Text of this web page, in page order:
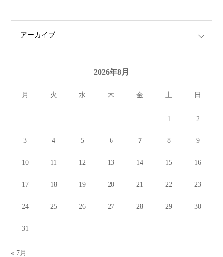
2026年8月
月 火 水 木 金 土 日
1 2
3 4 5 6 7 8 9
10 11 12 13 14 15 16
17 18 19 20 21 22 23
24 25 26 27 28 29 30
31
« 7月